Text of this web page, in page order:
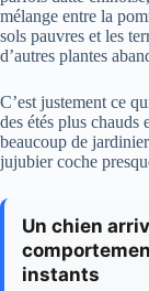
mélange entre la
sols pauvres et les
d’autres plantes
C’est justement ce
des étés plus chauds
beaucoup de
jujubier coche
Un chien
instants